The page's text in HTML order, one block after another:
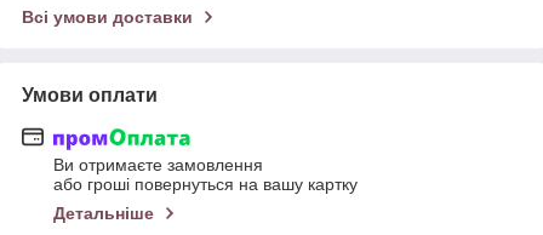
Всі умови доставки
Умови оплати
Ви отримаєте замовлення
або гроші повернуться на вашу картку
Детальніше